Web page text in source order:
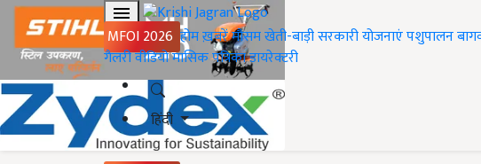
MFOI 2026 होमख़बरेंमौसमखेती-बाड़ीसरकारी योजनाएंपशुपालन
गैलरीवीडियोमासिक पत्रिकाडायरेक्टरी
हिंदी